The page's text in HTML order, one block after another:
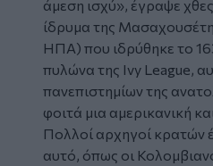
άμεση ισχύ», έγραψε
ίδρυμα της
ΗΠΑ) που ιδρύθηκε το
πυλώνα της Ivy League,
πανεπιστημίων της
φοιτά μια αμερικανική
Πολλοί αρχηγοί κρατών
αυτό, όπως οι